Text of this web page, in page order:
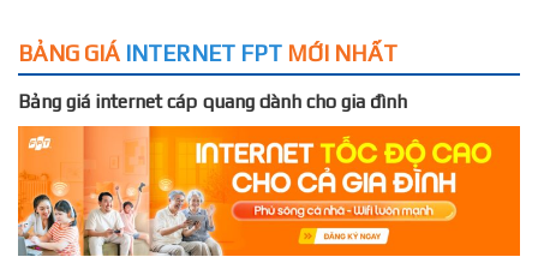
BẢNG GIÁ INTERNET FPT MỚI NHẤT
Bảng giá internet cáp quang dành cho gia đình